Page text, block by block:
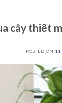
cây thiết
POSTED ON 11